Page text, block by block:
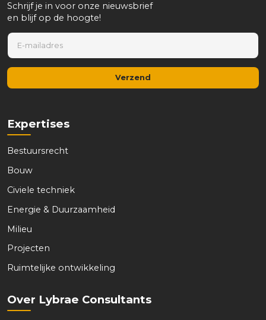
Schrijf je in voor onze nieuwsbrief
en blijf op de hoogte!
m
i
l
m
a
l
*
E
m
a
i
Verzend
Expertises
Bestuursrecht
Bouw
Civiele techniek
Energie & Duurzaamheid
Milieu
Projecten
Ruimtelijke ontwikkeling
Over Lybrae Consultants